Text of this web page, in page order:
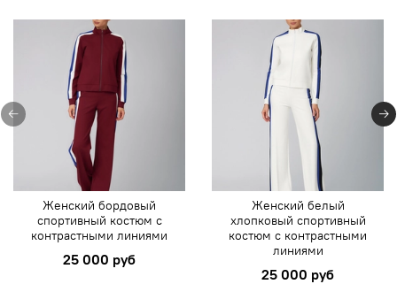
Женский бордовый
спортивный костюм с
контрастными линиями
25 000 руб
Женский белый
хлопковый спортивный
костюм с контрастными
линиями
25 000 руб